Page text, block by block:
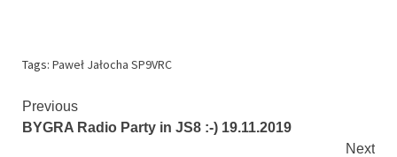
Tags: Paweł Jałocha SP9VRC
Continue
Reading
Previous
BYGRA Radio Party in JS8 :-) 19.11.2019
Next